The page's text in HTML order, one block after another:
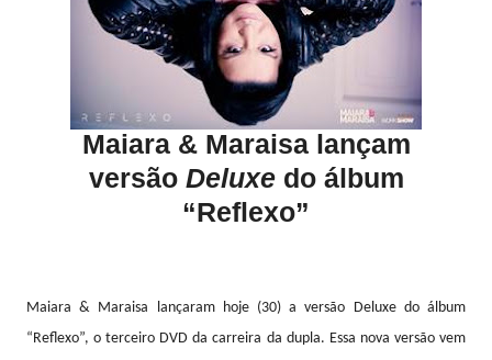
Maiara & Maraisa lançam
versão Deluxedo álbum
“Reflexo”
Maiara & Maraisa lançaram hoje (30) a versão Deluxe do álbum
“Reflexo”, o terceiro DVD da carreira da dupla. Essa nova versão vem